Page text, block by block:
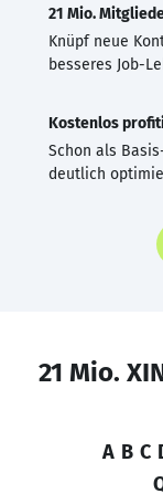
21 Mio.
Knüpf neue
besseres Job-
Kostenlos
Schon als
deutlich
21 Mio.
A B C